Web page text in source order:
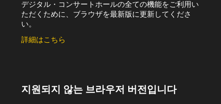
デジタル・コンサートホールの全ての機能をご利用い
ただくために、ブラウザを最新版に更新してくださ
い。
詳細はこちら
지원되지 않는 브라우저 버전입니다